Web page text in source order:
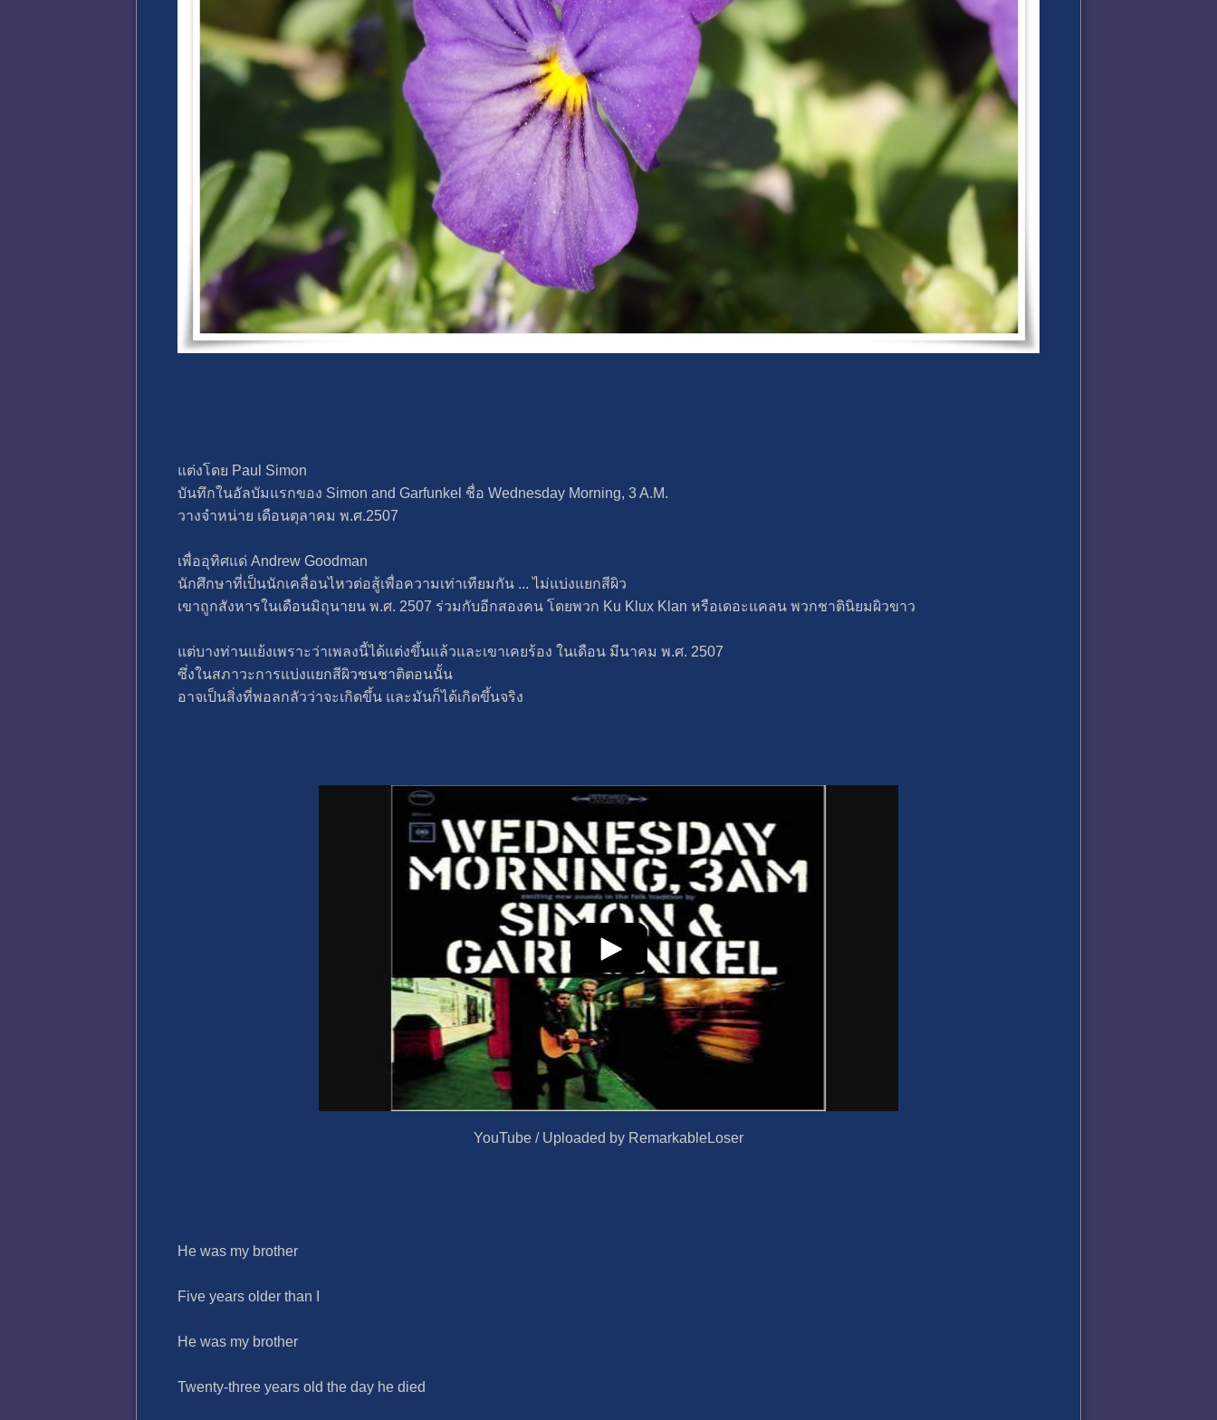
แต่งโดย Paul Simon
บันทึกในอัลบัมแรกของ Simon and Garfunkel ชื่อ Wednesday Morning, 3 A.M.
วางจำหน่าย เดือนตุลาคม พ.ศ.2507
เพื่ออุทิศแด่ Andrew Goodman
นักศึกษาที่เป็นนักเคลื่อนไหวต่อสู้เพื่อความเท่าเทียมกัน ... ไม่แบ่งแยกสีผิว
เขาถูกสังหารในเดือนมิถุนายน พ.ศ. 2507 ร่วมกับอีกสองคน โดยพวก Ku Klux Klan หรือเดอะแคลน พวกชาตินิยมผิวขาว
แต่บางท่านแย้งเพราะว่าเพลงนี้ได้แต่งขึ้นแล้วและเขาเคยร้อง ในเดือน มีนาคม พ.ศ. 2507
ซึ่งในสภาวะการแบ่งแยกสีผิวชนชาติตอนนั้น
อาจเป็นสิ่งที่พอลกลัวว่าจะเกิดขึ้น และมันก็ได้เกิดขึ้นจริง
YouTube / Uploaded by RemarkableLoser
He was my brother
Five years older than I
He was my brother
Twenty-three years old the day he died